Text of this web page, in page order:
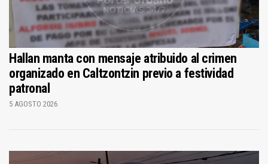
Hallan manta con mensaje atribuido al crimen
organizado en Caltzontzin previo a festividad
patronal
5 AGOSTO 2026